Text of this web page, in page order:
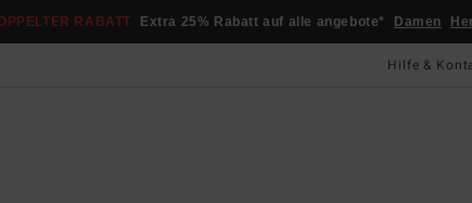
RABATT Extra 25% Rabatt auf alle angebote* Damen
Hilfe &